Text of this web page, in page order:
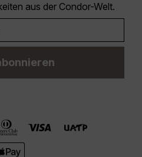
aus der Condor-Welt.